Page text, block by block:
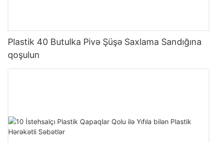
Plastik 40 Butulka Pivə Şüşə Saxlama Sandığına
qoşulun